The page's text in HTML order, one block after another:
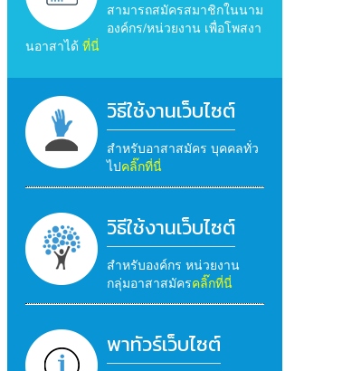
สามารถสมัครสมาชิกในนาม
องค์กร/หน่วยงาน เพื่อโพสงา
นอาสาได้ ที่นี่
วิธีใช้งานเว็บไซต์
สำหรับอาสาสมัคร บุคคลทั่ว
ไปคลิ๊กที่นี่
วิธีใช้งานเว็บไซต์
สำหรับองค์กร หน่วยงาน
กลุ่มอาสาสมัครคลิ๊กที่นี่
พาทัวร์เว็บไซต์